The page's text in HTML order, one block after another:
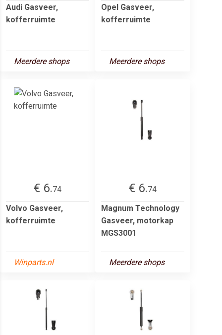
Audi Gasveer,
kofferruimte
Meerdere shops
Opel Gasveer,
kofferruimte
Meerdere shops
€ 6.74
Volvo Gasveer,
kofferruimte
Winparts.nl
€ 6.74
Magnum Technology
Gasveer, motorkap
MGS3001
Meerdere shops